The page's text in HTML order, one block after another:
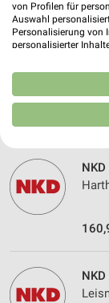
5 Geschäfte und
von Profilen für
Auswahl
Personalisierung von
personalisierter
Kombinationen von
Verbesserung der
von Inhalten.
Daten können
USA gesendet werden.
Website/App.
Partnerliste
Wir nutzen Ihre Daten
IAB-
Speichern von
Verwendung
Werbeanzeigen